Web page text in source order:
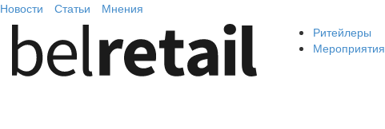
Новости Статьи Мнения
Ритейлеры
Мероприятия